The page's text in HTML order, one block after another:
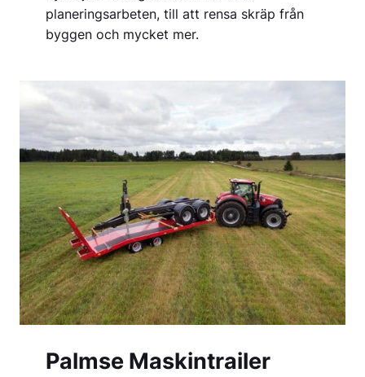
planeringsarbeten, till att rensa skräp från
byggen och mycket mer.
Palmse Maskintrailer